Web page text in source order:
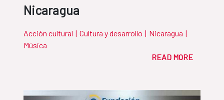
Nicaragua
Acción cultural | Cultura y desarrollo | Nicaragua |
Música
READ MORE